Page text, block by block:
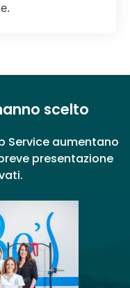
scelto
Service aumentano
presentazione